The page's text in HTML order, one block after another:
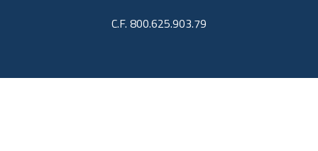
C.F. 800.625.903.79